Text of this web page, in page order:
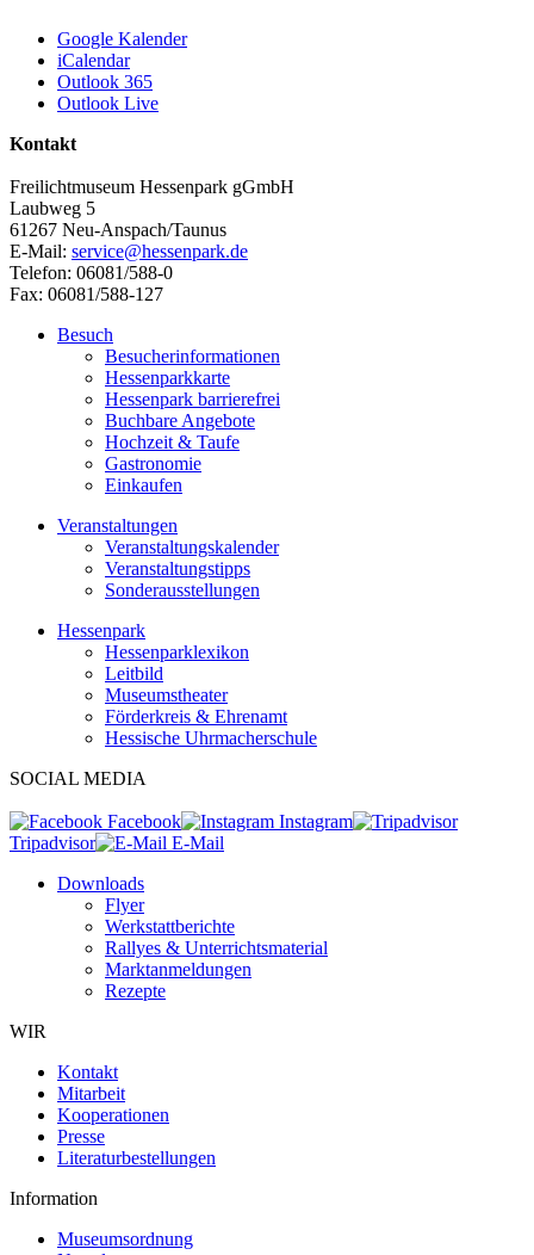
Google Kalender
iCalendar
Outlook 365
Outlook Live
Kontakt
Freilichtmuseum Hessenpark gGmbH
Laubweg 5
61267 Neu-Anspach/Taunus
E-Mail: service@hessenpark.de
Telefon: 06081/588-0
Fax: 06081/588-127
Besuch
Besucherinformationen
Hessenparkkarte
Hessenpark barrierefrei
Buchbare Angebote
Hochzeit & Taufe
Gastronomie
Einkaufen
Veranstaltungen
Veranstaltungskalender
Veranstaltungstipps
Sonderausstellungen
Hessenpark
Hessenparklexikon
Leitbild
Museumstheater
Förderkreis & Ehrenamt
Hessische Uhrmacherschule
SOCIAL MEDIA
Facebook
Instagram
Tripadvisor
E-Mail
Downloads
Flyer
Werkstattberichte
Rallyes & Unterrichtsmaterial
Marktanmeldungen
Rezepte
WIR
Kontakt
Mitarbeit
Kooperationen
Presse
Literaturbestellungen
Information
Museumsordnung